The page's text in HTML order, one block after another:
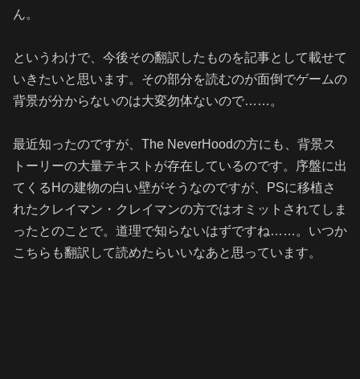
ん。
というわけで、今後その翻訳したものを記事として載せて
いきたいと思います。その部分を読むのが面倒でゲームの
背景が分からないのは大変勿体ないので……。
最近知ったのですが、The NeverHoodの方にも、背景ス
トーリーの大量テキストが存在しているのです。序盤に出
てくるHの建物の白い壁がそうなのですが、PSに移植さ
れたクレイマン・クレイマンの方ではオミットされてしま
ったとのことで。道理で知らないはずですね……。いつか
こちらも翻訳して読めたらいいなあと思っています。